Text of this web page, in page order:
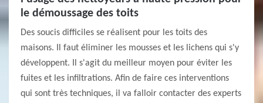
le démoussage des toits
Des soucis difficiles se réalisent pour les toits des
maisons. Il faut éliminer les mousses et les lichens qui s'y
développent. Il s'agit du meilleur moyen pour éviter les
fuites et les infiltrations. Afin de faire ces interventions
qui sont très techniques, il va falloir contacter des experts